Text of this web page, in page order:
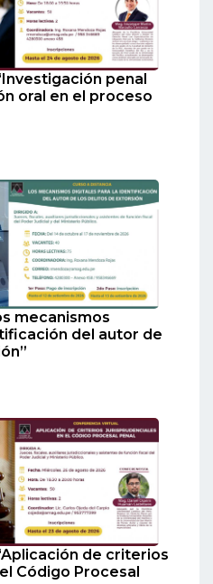
penal
oral en el proceso
mecanismos
del autor de
de criterios
Código Procesal